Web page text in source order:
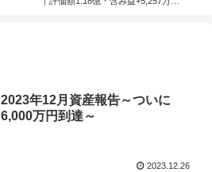
2023年12月資産報告～ついに
6,000万円到達～
2023.12.26